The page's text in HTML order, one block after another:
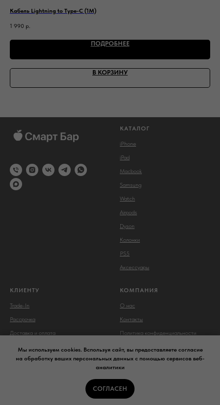
Кабель Lightning to Type-C (1M)
1 990 р.
ПОДРОБНЕЕ
В КОРЗИНУ
КАТАЛОГ
iPhone
iPad
Macbook
Samsung
Watch
Airpods
Dyson
Колонки
PS5
Аксессуары
КЛИЕНТУ
Trade-In
Рассрочка
Доставка и оплата
КОМПАНИЯ
О нас
Контакты
Политика конфиденциальности
Сайт носит сугубо информационный характер и не является
публичной офертой,
определяемой Статьей 437 (2) ГК РФ.
Мы используем cookies. Bспользуя сайт, вы предоставляете согласие
на обработку ваших персональных данных с помощью сервисов веб-
аналитики
СОГЛАСЕН